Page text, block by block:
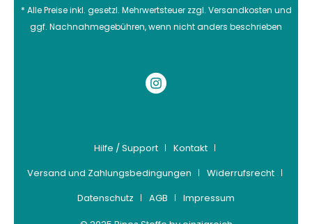
* Alle Preise inkl. gesetzl. Mehrwertsteuer zzgl. Versandkosten und
ggf. Nachnahmegebühren, wenn nicht anders beschrieben
Hilfe / Support
Kontakt
Versand und Zahlungsbedingungen
Widerrufsrecht
Datenschutz
AGB
Impressum